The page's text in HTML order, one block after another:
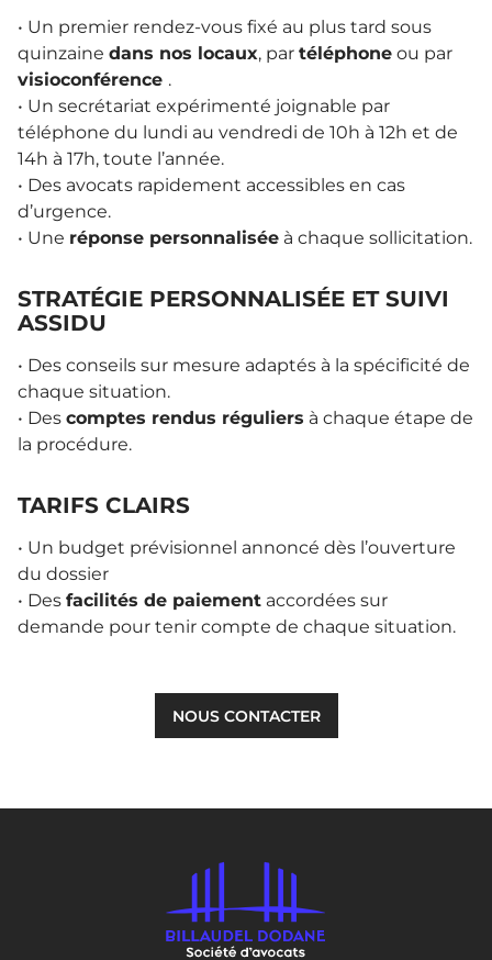
• Un premier rendez-vous fixé au plus tard sous
quinzaine dans nos locaux, par téléphone ou par
visioconférence .
• Un secrétariat expérimenté joignable par
téléphone du lundi au vendredi de 10h à 12h et de
14h à 17h, toute l’année.
• Des avocats rapidement accessibles en cas
d’urgence.
• Une réponse personnalisée à chaque sollicitation.
STRATÉGIE PERSONNALISÉE ET SUIVI
ASSIDU
• Des conseils sur mesure adaptés à la spécificité de
chaque situation.
• Des comptes rendus réguliers à chaque étape de
la procédure.
TARIFS CLAIRS
• Un budget prévisionnel annoncé dès l’ouverture
du dossier
• Des facilités de paiement accordées sur
demande pour tenir compte de chaque situation.
NOUS CONTACTER